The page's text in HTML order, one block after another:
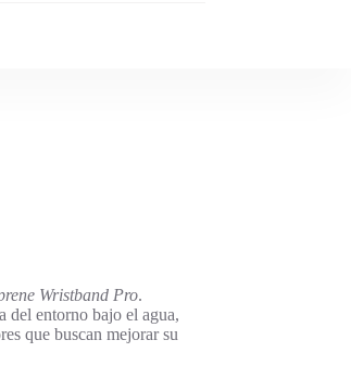
Wristband Pro.
del entorno bajo el agua,
que buscan mejorar su